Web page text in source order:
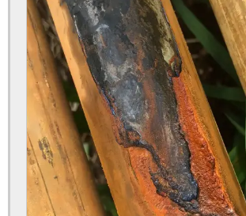
Conserto de bomba submersa
Conserto de poço
Conserto de poço artesiano
Construção de poço artesiano
Construção de poços
Construção de poços tubulares
Consultoria e licenciamento ambiental